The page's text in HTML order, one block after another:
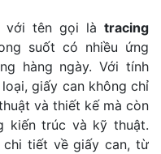
với tên gọi làtracing
suốt có nhiều ứng
hàng ngày. Với tính
giấy can không chỉ
và thiết kế mà còn
kiến trúc và kỹ thuật.
tiết về giấy can, từ